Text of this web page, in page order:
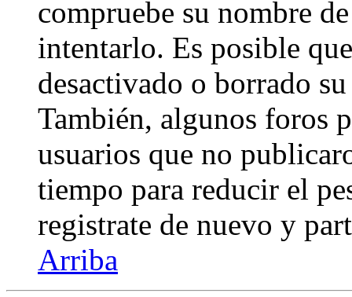
compruebe su nombre
intentarlo. Es posible
desactivado o borrado
También, algunos foros
usuarios que no
tiempo para reducir el
registrate de nuevo y
Arriba